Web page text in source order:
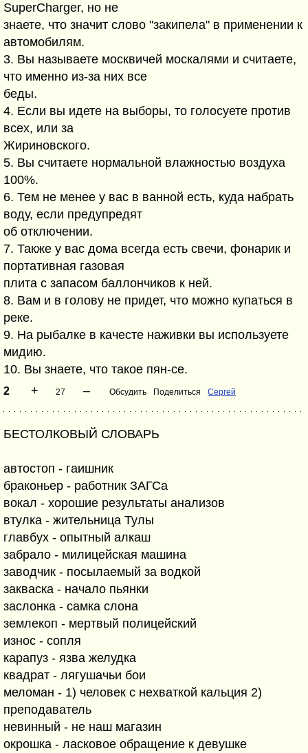
SuperCharger, но не
знаете, что значит слово "закипела" в применении к
автомобилям.
3. Вы называете москвичей москалями и считаете,
что именно из-за них все
беды.
4. Если вы идете на выборы, то голосуете против
всех, или за
Жириновского.
5. Вы считаете нормальной влажностью воздуха
100%.
6. Тем не менее у вас в ванной есть, куда набрать
воду, если предупредят
об отключении.
7. Также у вас дома всегда есть свечи, фонарик и
портативная газовая
плита с запасом баллончиков к ней.
8. Вам и в голову не придет, что можно купаться в
реке.
9. На рыбалке в качесте наживки вы используете
мидию.
10. Вы знаете, что такое пян-се.
2 + 27 – Обсудить Поделиться Сергей
БЕСТОЛКОВЫЙ СЛОВАРЬ
автостоп - гаишник
браконьер - работник ЗАГСа
вокал - хорошие результаты анализов
втулка - жительница Тулы
главбух - опытный алкаш
забрало - милицейская машина
заводчик - посылаемый за водкой
закваска - начало пьянки
заслонка - самка слона
землекоп - мертвый полицейский
износ - сопля
карапуз - язва желудка
квадрат - лягушачьи бои
меломан - 1) человек с нехваткой кальция 2)
преподаватель
невинный - не наш магазин
окрошка - ласковое обращение к девушке